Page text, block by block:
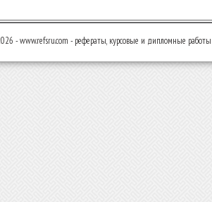
- www.refsru.com - рефераты, курсовые и дипломные работы